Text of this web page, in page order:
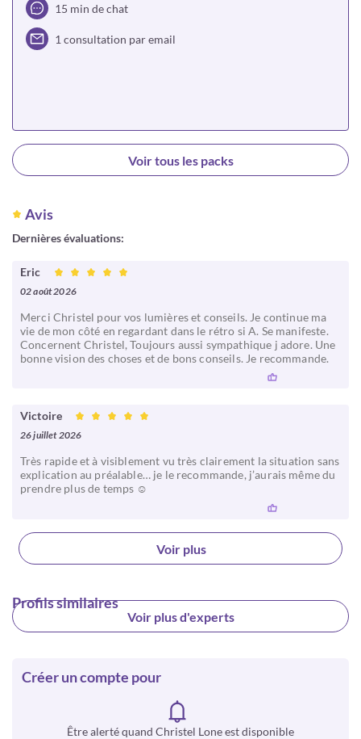
15 min de chat
1 consultation par email
Choisir
Voir tous les packs
Avis
Dernières évaluations:
Eric
02 août 2026
Merci Christel pour vos lumières et conseils. Je continue ma
vie de mon côté en regardant dans le rétro si A. Se manifeste.
Concernent Christel, Toujours aussi sympathique j adore. Une
bonne vision des choses et de bons conseils. Je recommande.
Victoire
26 juillet 2026
Très rapide et à visiblement vu très clairement la situation sans
explication au préalable… je le recommande, j’aurais même du
prendre plus de temps ☺️
Voir plus
Profils similaires
Voir plus d'experts
Créer un compte pour
Être alerté quand Christel Lone est disponible